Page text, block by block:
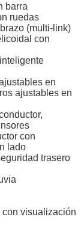
barra
ruedas
(multi-link)
con
en
ajustables en
con
lado
trasero
con visualización